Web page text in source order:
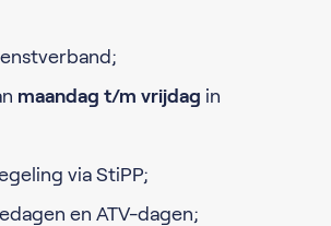
maandag t/m vrijdag in
via StiPP;
en ATV-dagen;